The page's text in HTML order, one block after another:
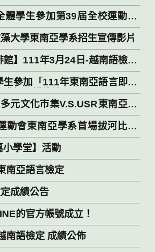
體學生參加第39屆全校運動會
大學東南亞學系招生宣傳影片
館】111年3月24日-越南語檢定
生參加「111年東南亞語言即席
得不錯佳績
元文化市集V.S.USR東南亞微
動會東南亞學系首場拔河比賽
小學堂】活動
南亞語言檢定
成績公告
的官方帳號成立！
南語檢定 成績公佈